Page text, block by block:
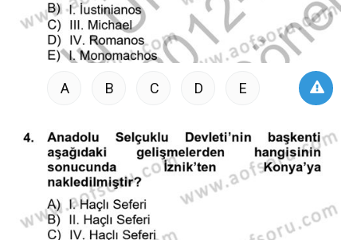
A B C D E